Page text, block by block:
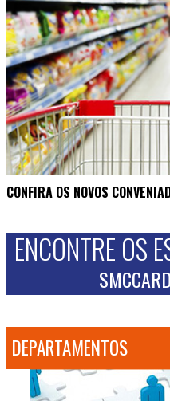
CONFIRA OS NOVOS
ENCONTRE OS
DEPARTAMENTOS